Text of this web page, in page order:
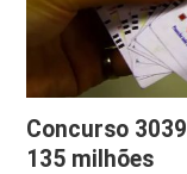
Concurso
135 milhões